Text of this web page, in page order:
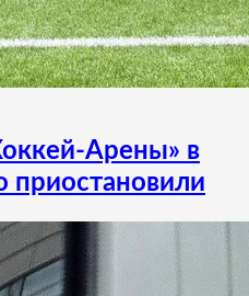
Арены» в
приостановили